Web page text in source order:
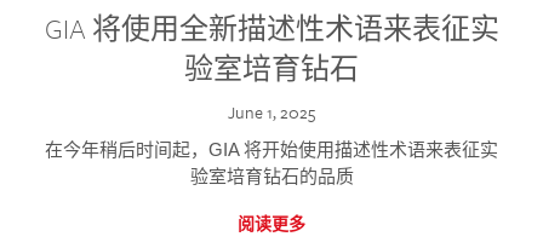
GIA 将使用全新描述性术语来表征实
验室培育钻石
June 1, 2025
在今年稍后时间起，GIA 将开始使用描述性术语来表征实
验室培育钻石的品质
阅读更多